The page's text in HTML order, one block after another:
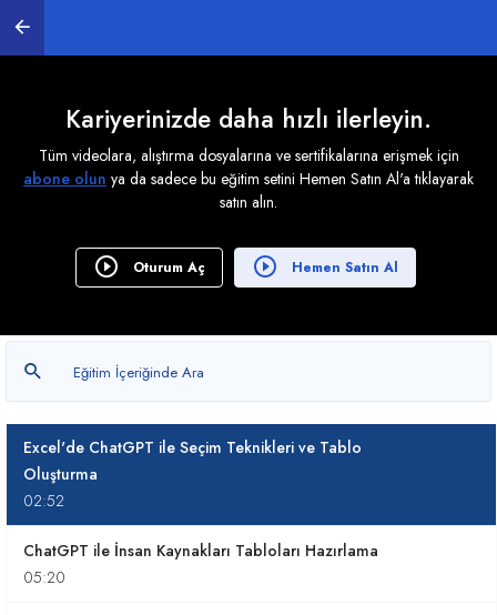
Kariyerinizde daha hızlı ilerleyin.
Tüm videolara, alıştırma dosyalarına ve sertifikalarına erişmek için
abone olun ya da sadece bu eğitim setini Hemen Satın Al'a tıklayarak
satın alın.
Oturum Aç Hemen Satın Al
Excel Formüllü Soruları ChatGPT'ye Sormadan
ChatGPT ile Excel'de Yüzdelik Hesaplamalar Nasıl
Yapılır?
Excel'de Yüzdelik Değerleri ChatGPT ile Analiz
ChatGPT ile Excel'de Boş Hücreleri Yönetmek
03:22
Excel'de ChatGPT ile Seçim Teknikleri ve Tablo
Oluşturma
02:52
ChatGPT ile İnsan Kaynakları Tabloları Hazırlama
05:20